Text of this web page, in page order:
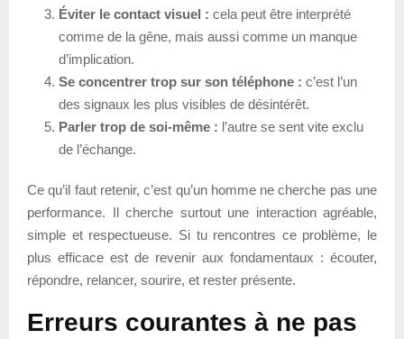
Éviter le contact visuel : cela peut être interprété
comme de la gêne, mais aussi comme un manque
d’implication.
Se concentrer trop sur son téléphone : c’est l’un
des signaux les plus visibles de désintérêt.
Parler trop de soi-même : l’autre se sent vite exclu
de l’échange.
Ce qu’il faut retenir, c’est qu’un homme ne cherche pas une
performance. Il cherche surtout une interaction agréable,
simple et respectueuse. Si tu rencontres ce problème, le
plus efficace est de revenir aux fondamentaux : écouter,
répondre, relancer, sourire, et rester présente.
Erreurs courantes à ne pas